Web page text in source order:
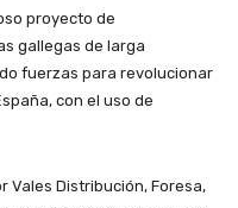
proyecto de
gallegas de larga
fuerzas para revolucionar
con el uso de
Vales Distribución, Foresa,